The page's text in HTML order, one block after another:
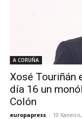
A CORUÑA
Xosé Touriñán
día 16 un
Colón
europapress - 10